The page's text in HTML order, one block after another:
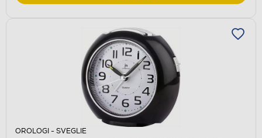
OROLOGI - SVEGLIE